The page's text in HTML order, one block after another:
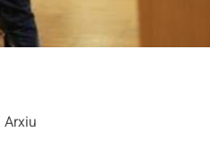
Arxiu